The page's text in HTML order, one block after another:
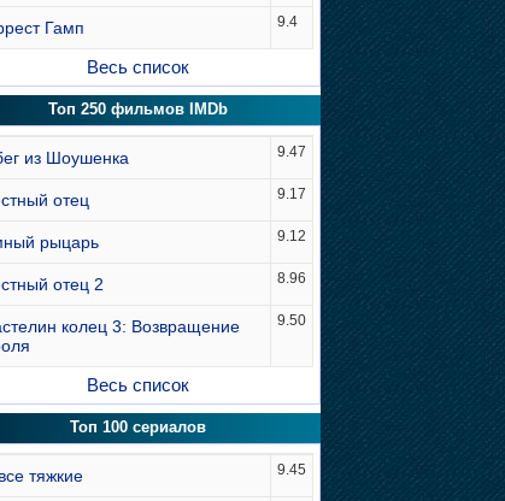
Гамп 9.4
Весь список
Топ 250 фильмов IMDb
из Шоушенка 9.47
отец 9.17
рыцарь 9.12
отец 2 8.96
колец 3: Возвращение
9.50
Весь список
Топ 100 сериалов
тяжкие 9.45